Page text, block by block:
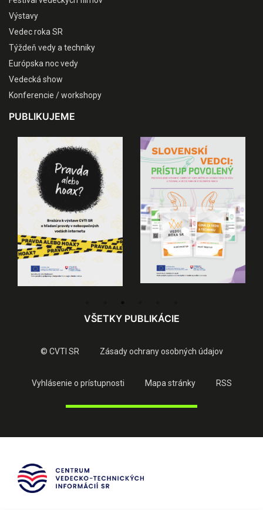
Výstavy
Vedec roka SR
Týždeň vedy a techniky
Európska noc vedy
Vedecká show
Konferencie / workshopy
PUBLIKUJEME
VŠETKY PUBLIKÁCIE
© CVTI SR Zásady ochrany osobných údajov
Vyhlásenie o prístupnosti Mapa stránky RSS